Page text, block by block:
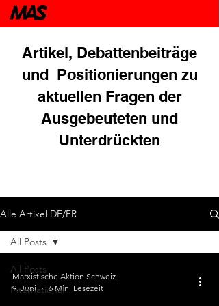
Artikel, Debattenbeiträge
und Positionierungen zu
aktuellen Fragen der
Ausgebeuteten und
Unterdrückten
Alle Artikel DE/FR
All Posts
International
All Posts
Marxistische Aktion Schweiz
9. Juni
6 Min. Lesezeit